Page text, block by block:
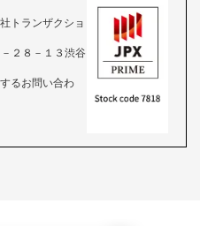
トランザクショ
２８－１３渋谷
るお問い合わ